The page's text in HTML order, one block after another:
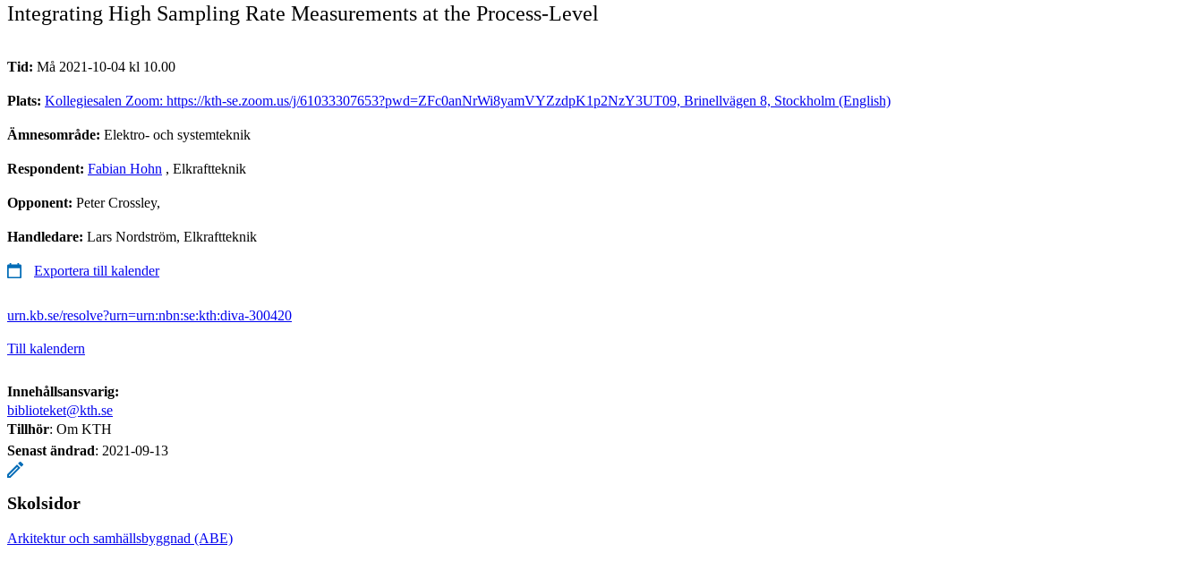
Integrating High Sampling Rate Measurements at the Process-Level
Tid: Må 2021-10-04 kl 10.00
Plats: Kollegiesalen Zoom: https://kth-se.zoom.us/j/61033307653?pwd=ZFc0anNrWi8yamVYZzdpK1p2NzY3UT09, Brinellvägen 8, Stockholm (English)
Ämnesområde: Elektro- och systemteknik
Respondent: Fabian Hohn , Elkraftteknik
Opponent: Peter Crossley,
Handledare: Lars Nordström, Elkraftteknik
Exportera till kalender
urn.kb.se/resolve?urn=urn:nbn:se:kth:diva-300420
Till kalendern
Innehållsansvarig:
biblioteket@kth.se
Tillhör: Om KTH
Senast ändrad: 2021-09-13
Skolsidor
Arkitektur och samhällsbyggnad (ABE)